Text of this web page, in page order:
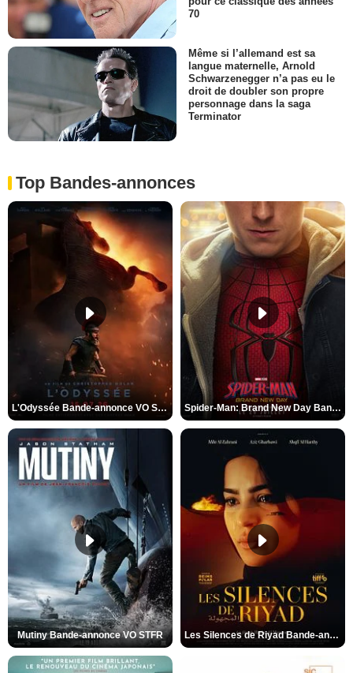
70
Même si l’allemand est sa
langue maternelle, Arnold
Schwarzenegger n’a pas eu le
droit de doubler son propre
personnage dans la saga
Terminator
Top Bandes-annonces
L'Odyssée Bande-annonce VO STFR Spider-Man: Brand New Day Bande-annonce VO STFR
Mutiny Bande-annonce VO STFR Les Silences de Riyad Bande-annonce VO STFR